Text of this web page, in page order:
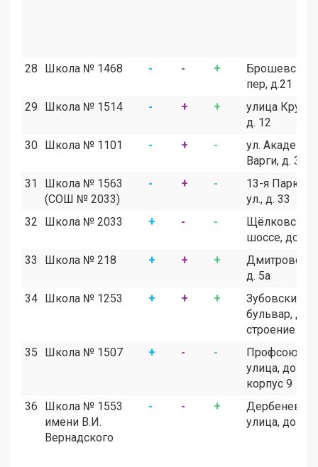
28 Школа № 1468 - - +
Брошевский
пер, д.21
29
Школа № 1514 - + +
улица
д. 12
30 Школа № 1101 - + -
ул.
Варги, д. 34
31
Школа № 1563
(СОШ № 2033)
- + -
13-я
ул., д. 33
32
Школа № 2033 + - -
Щёлковское
шоссе, дом
33
Школа № 218 + + +
д. 5а
34 Школа № 1253 + + +
Зубовский
бульвар,
строение 1
35
Школа № 1507 + - -
улица, дом
корпус 9
36
Школа № 1553
имени В.И.
Вернадского
- - +
улица, дом